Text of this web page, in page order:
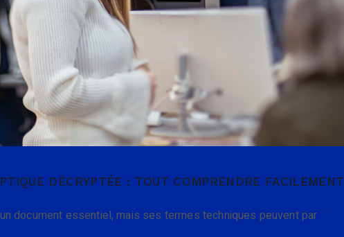
DÉCRYPTÉE : TOUT COMPRENDRE FACILEMENT
document essentiel, mais ses termes techniques peuvent par